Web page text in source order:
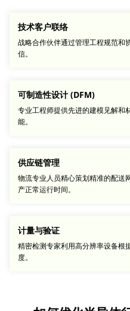
技术客户联络
战略合作伙伴通过管理工程规范和
信。
可制造性设计 (DFM)
专业工程师提供先进的建模见解和
能。
供应链管理
物流专业人员精心策划精准的配送
产正常运行时间。
计量与验证
精密检测专家利用高分辨率设备根
度。